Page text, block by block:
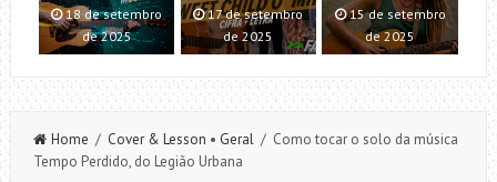
18 de setembro
de 2025
17 de setembro
de 2025
15 de setembro
de 2025
Home / Cover & Lesson • Geral/ Como tocar o solo da música
Tempo Perdido, do Legião Urbana